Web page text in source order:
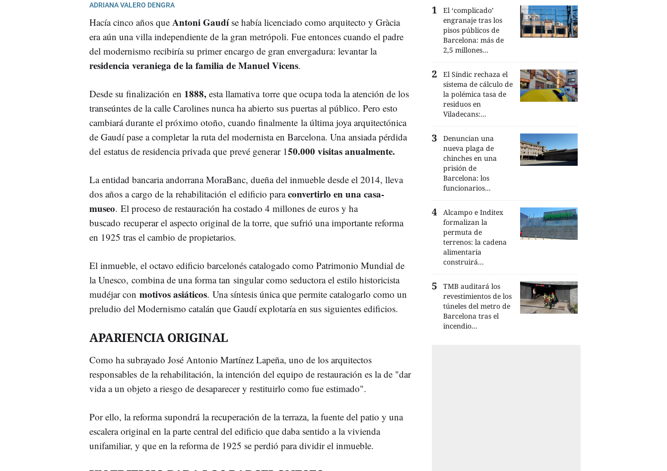
ADRIANA VALERO DENGRA
Hacía cinco años que Antoni Gaudí se había licenciado como arquitecto y Gràcia
era aún una villa independiente de la gran metrópoli. Fue entonces cuando el padre
del modernismo recibiría su primer encargo de gran envergadura: levantar la
residencia veraniega de la familia de Manuel Vicens.
Desde su finalización en 1888, esta llamativa torre que ocupa toda la atención de los
transeúntes de la calle Carolines nunca ha abierto sus puertas al público. Pero esto
cambiará durante el próximo otoño, cuando finalmente la última joya arquitectónica
de Gaudí pase a completar la ruta del modernista en Barcelona. Una ansiada pérdida
del estatus de residencia privada que prevé generar 150.000 visitas anualmente.
La entidad bancaria andorrana MoraBanc, dueña del inmueble desde el 2014, lleva
dos años a cargo de la rehabilitación el edificio paraconvertirlo en una casa-
museo. El proceso de restauración ha costado 4 millones de euros y ha
buscado recuperar el aspecto original de la torre, que sufrió una importante reforma
en 1925 tras el cambio de propietarios.
El inmueble, el octavo edificio barcelonés catalogado como Patrimonio Mundial de
la Unesco, combina de una forma tan singular como seductora el estilo historicista
mudéjar con motivos asiáticos. Una síntesis única que permite catalogarlo como un
preludio del Modernismo catalán que Gaudí explotaría en sus siguientes edificios.
APARIENCIA ORIGINAL
Como ha subrayado José Antonio Martínez Lapeña, uno de los arquitectos
responsables de la rehabilitación, la intención del equipo de restauración es la de "dar
vida a un objeto a riesgo de desaparecer y restituirlo como fue estimado".
Por ello, la reforma supondrá la recuperación de la terraza, la fuente del patio y una
escalera original en la parte central del edificio que daba sentido a la vivienda
unifamiliar, y que en la reforma de 1925 se perdió para dividir el inmueble.
El ‘complicado’
engranaje tras los
pisos públicos de
Barcelona: más de
2,5 millones...
El Síndic rechaza el
sistema de cálculo de
la polémica tasa de
residuos en
Viladecans:...
Denuncian una
nueva plaga de
chinches en una
prisión de
Barcelona: los
funcionarios...
Alcampo e Inditex
formalizan la
permuta de
terrenos: la cadena
alimentaria
construirá...
TMB auditará los
revestimientos de los
túneles del metro de
Barcelona tras el
incendio...